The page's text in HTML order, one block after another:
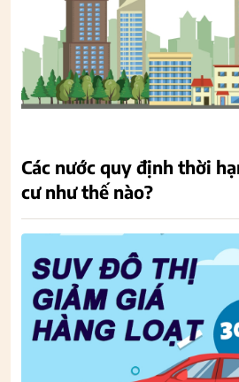
Các nước quy định thời
cư như thế nào?